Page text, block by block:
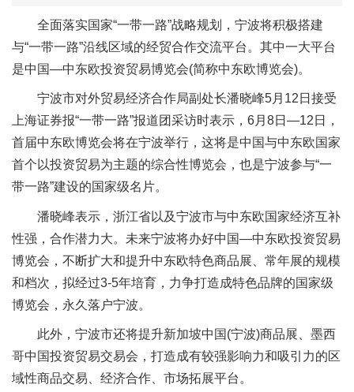
全面落实国家“一带一路”战略规划，宁波将积极搭建
与“一带一路”沿线区域的经贸合作交流平台。其中一大平台
是中国—中东欧投资贸易博览会(简称中东欧博览会)。
宁波市对外贸易经济合作局副处长潘晓峰5月12日接受
上海证券报“一带一路”报道团采访时表示，6月8日—12日，
首届中东欧博览会将在宁波举行，这将是中国与中东欧国家
首个以投资贸易为主题的综合性博览会，也是宁波参与“一
带一路”建设的国家级名片。
潘晓峰表示，浙江省以及宁波市与中东欧国家经济互补
性强，合作潜力大。未来宁波将办好中国—中东欧投资贸易
博览会，不断扩大和提升中东欧特色商品展、常年展的规模
和档次，拟经过3-5年培育，力争打造成特色品牌的国家级
博览会，永久落户宁波。
此外，宁波市还将提升新加坡中国(宁波)商品展、墨西
哥中国投资贸易交易会，打造成有较强影响力和吸引力的区
域性商品交易、经济合作、市场拓展平台。